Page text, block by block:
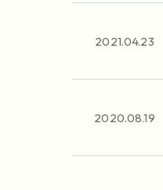
2021.04.23
2020.08.19